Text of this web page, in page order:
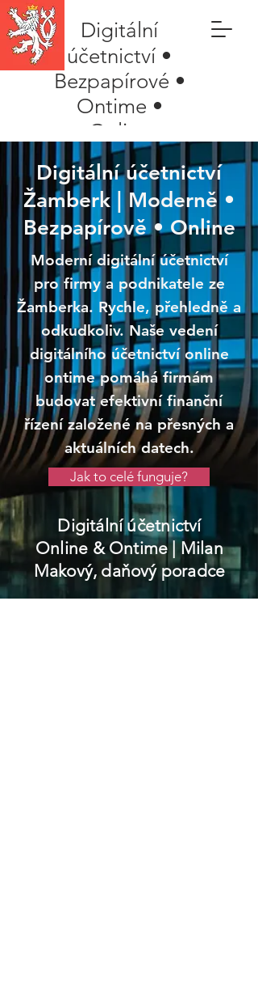
Digitální
účetnictví •
Bezpapírové •
Ontime •
Online
Digitální účetnictví
Žamberk | Moderně •
Bezpapírově • Online
Moderní digitální účetnictví
pro firmy a podnikatele ze
Žamberka. Rychle, přehledně a
odkudkoliv. Naše vedení
digitálního účetnictví online
ontime pomáhá firmám
budovat efektivní finanční
řízení založené na přesných a
aktuálních datech.
Jak to celé funguje?
Digitální účetnictví
Online & Ontime| Milan
Makový, daňový poradce